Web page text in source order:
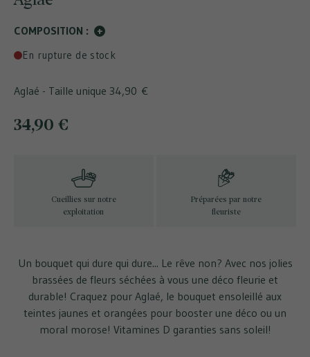
Un bouquet qui dure qui dure... Le rêve non? Avec nos jolies
brassées de fleurs séchées à vous une déco fleurie et
durable! Craquez pour Aglaé, le bouquet ensoleillé aux
teintes jaunes et orangées pour booster une déco ou un
moral morose! Vitamines D garanties sans soleil!
COMPOSITION : +
En rupture de stock
Aglaé - Taille unique 34,90 €
34,90 €
Cueillies sur notre
exploitation
Préparées par notre
fleuriste